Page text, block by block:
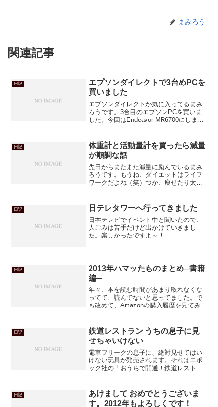
まみろう
関連記事
日記
エプソンダイレクトで3台めPCを
買いました
エプソンダイレクトが気に入ってるまみ
ろうです。3台目のエプソンPCを買いま
した。今回はEndeavor MR6700にしまし
日記
体重計と活動量計を買ったら減量
が順調な話
先日からまたまた減量に励んでいるまみ
ろうです。もうね、ダイエットはライフ
ワークだよね（笑）つか、痩せたり太っ
50歳近くなると息するだけでも太ります
わ・・・恐るべし代謝低...
日記 日テレタワーへ行ってきました
日本テレビでイベント中と聞いたので、
人ごみは苦手だけど出かけていきまし
た。楽しかったですよ～！
日記
2013年ハマッたものまとめ─書籍
編─
年々、本を読む時間があまり取れなくな
ってて、読んでないと思ってました。で
も改めて、Amazonの購入履歴を見てみた
わ！あまり印象に残った本がなかったの
で、「読んでない...
日記
鉄道レストラン うちの息子に見
せちゃいけない
電車フリークの息子に、絶対見せてはい
けない玩具が発売されます。それはエポ
ック社の「おうちで開通！鉄道レストラ
日記
あけまして おめでとうございま
す。2012年もよろしくです！